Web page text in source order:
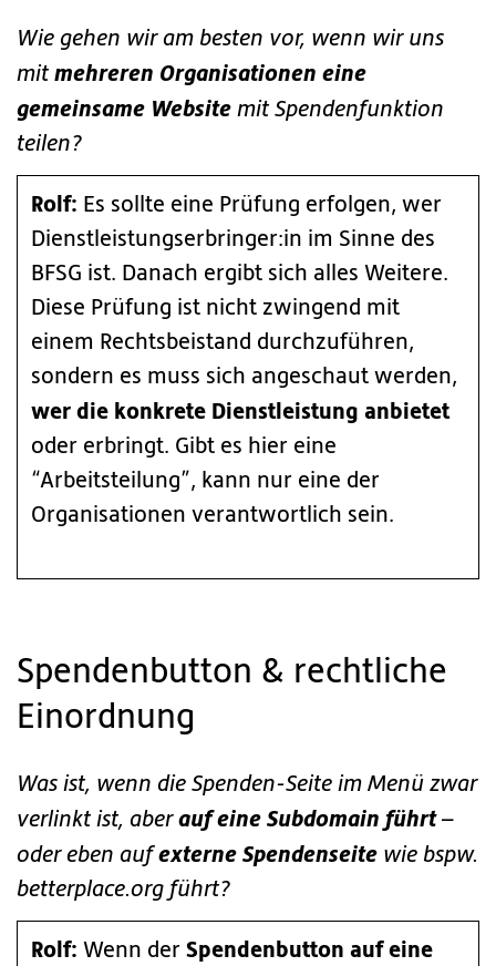
Wie gehen wir am besten vor, wenn wir uns
mit mehreren Organisationen eine
gemeinsame Website mit Spendenfunktion
teilen?
Rolf: Es sollte eine Prüfung erfolgen, wer
Dienstleistungserbringer:in im Sinne des
BFSG ist. Danach ergibt sich alles Weitere.
Diese Prüfung ist nicht zwingend mit
einem Rechtsbeistand durchzuführen,
sondern es muss sich angeschaut werden,
wer die konkrete Dienstleistung anbietet
oder erbringt. Gibt es hier eine
“Arbeitsteilung”, kann nur eine der
Organisationen verantwortlich sein.
Spendenbutton & rechtliche
Einordnung
Was ist, wenn die Spenden-Seite im Menü zwar
verlinkt ist, aberauf eine Subdomain führt–
oder eben aufexterne Spendenseite wie bspw.
betterplace.org führt?
Rolf: Wenn der Spendenbutton auf eine